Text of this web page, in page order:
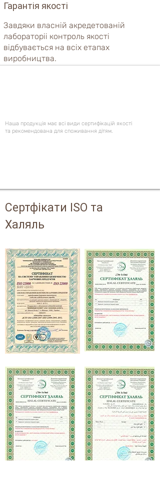
Гарантія якості
Завдяки власній акредетованій
лабораторіі контроль якості
відбувається на всіх етапах
виробництва.
Наша продукція має всі види сертифікацій якості
та рекомендована для споживання дітям.
Сертфікати ISO та
Халяль